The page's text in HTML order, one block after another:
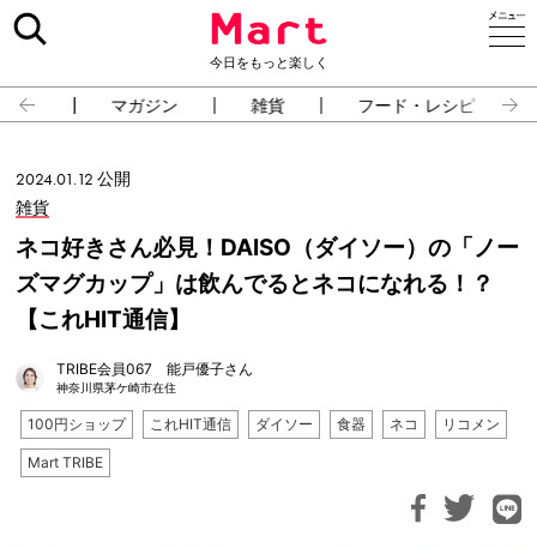
今日をもっと楽しく
占い マガジン 雑貨 フード・レシピ
2024.01.12 公開
雑貨
ネコ好きさん必見！DAISO（ダイソー）の「ノー
ズマグカップ」は飲んでるとネコになれる！？
【これHIT通信】
TRIBE会員067 能戸優子さん
神奈川県茅ケ崎市在住
100円ショップ これHIT通信 ダイソー 食器 ネコ リコメン
Mart TRIBE